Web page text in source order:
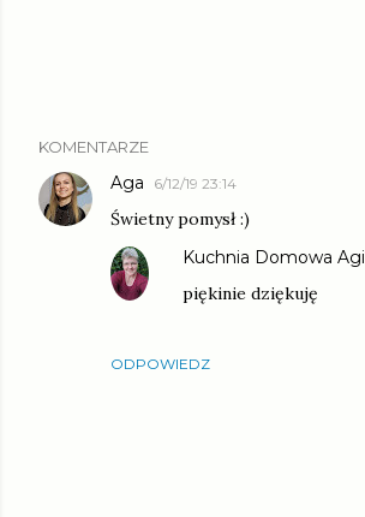
KOMENTARZE
Aga 6/12/19 23:14
Świetny pomysł :)
ODPOWIEDZ
Kuchnia Domowa Agi
piękinie dziękuję